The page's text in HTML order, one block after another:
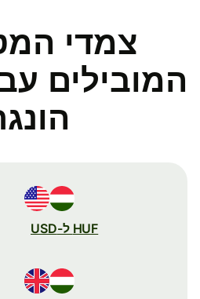
צמדי
המובילים
HUF ל-USD